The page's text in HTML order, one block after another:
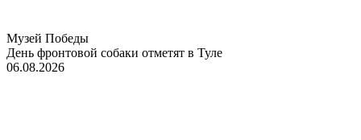
Музей Победы
День фронтовой собаки отметят в Туле
06.08.2026